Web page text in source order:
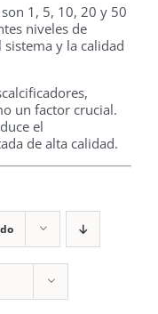
1, 5, 10, 20 y 50
niveles de
y la calidad
un factor crucial.
el
de alta calidad.